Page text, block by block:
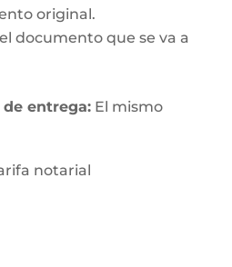
original.
documento que se va a
entrega:El mismo
notarial